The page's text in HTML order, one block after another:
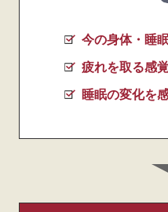
今の身体・睡
疲れを取る感
睡眠の変化を